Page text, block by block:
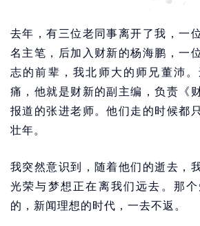
去年，有三位老同事离开了我，一
名主笔，后加入财新的杨海鹏，一
志的前辈，我北师大的师兄董沛
痛，他就是财新的副主编，负责《
报道的张进老师。他们走的时候都
壮年。
我突然意识到，随着他们的逝去，
光荣与梦想正在离我们远去。那
的，新闻理想的时代，一去不返。